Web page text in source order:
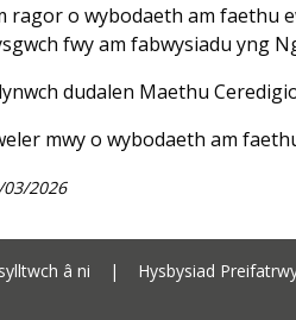
ragor o wybodaeth am faethu
fwy am fabwysiadu yng
dudalen Maethu
mwy o wybodaeth am
2026
â ni | Hysbysiad